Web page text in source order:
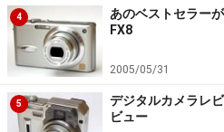
4
あのベストセラー
FX8
2005/05/31
5
デジタルカメラレ
ビュー